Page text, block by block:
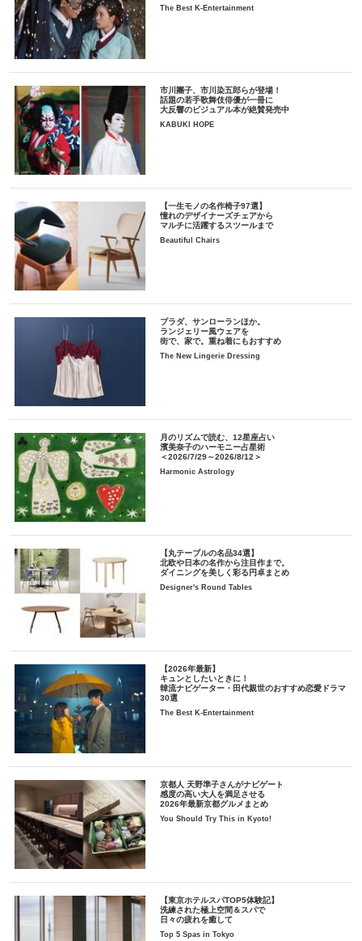
The Best K-Entertainment
市川團子、市川染五郎らが登場！
話題の若手歌舞伎俳優が一冊に
大反響のビジュアル本が絶賛発売中
KABUKI HOPE
【一生モノの名作椅子97選】
憧れのデザイナーズチェアから
マルチに活躍するスツールまで
Beautiful Chairs
プラダ、サンローランほか。
ランジェリー風ウェアを
街で、家で。重ね着にもおすすめ
The New Lingerie Dressing
月のリズムで読む、12星座占い
濱美奈子のハーモニー占星術
＜2026/7/29～2026/8/12＞
Harmonic Astrology
【丸テーブルの名品34選】
北欧や日本の名作から注目作まで。
ダイニングを美しく彩る円卓まとめ
Designer's Round Tables
【2026年最新】
キュンとしたいときに！
韓流ナビゲーター・田代親世のおすすめ恋愛ドラマ
30選
The Best K-Entertainment
京都人 天野準子さんがナビゲート
感度の高い大人を満足させる
2026年最新京都グルメまとめ
You Should Try This in Kyoto!
【東京ホテルスパTOP5体験記】
洗練された極上空間＆スパで
日々の疲れを癒して
Top 5 Spas in Tokyo